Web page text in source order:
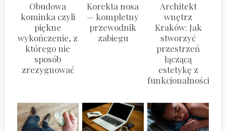
Obudowa
kominka czyli
piękne
wykończenie, z
którego nie
sposób
zrezygnować
Korekta nosa
— kompletny
przewodnik
zabiegu
Architekt
wnętrz
Kraków: Jak
stworzyć
przestrzeń
łączącą
estetykę z
funkcjonalnością?